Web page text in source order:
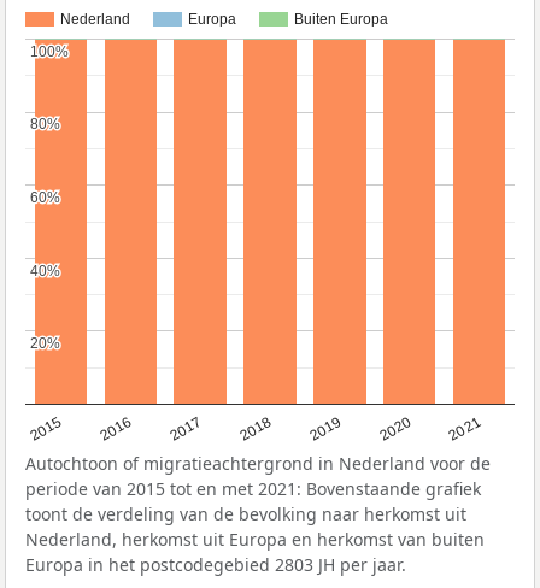
Nederland Europa Buiten Europa
2015 2016 2017 2018 2019 2020 2021
20%
20%
40%
40%
60%
60%
80%
80%
100%
100%
Autochtoon of migratieachtergrond in Nederland voor de
periode van 2015 tot en met 2021: Bovenstaande grafiek
toont de verdeling van de bevolking naar herkomst uit
Nederland, herkomst uit Europa en herkomst van buiten
Europa in het postcodegebied 2803 JH per jaar.